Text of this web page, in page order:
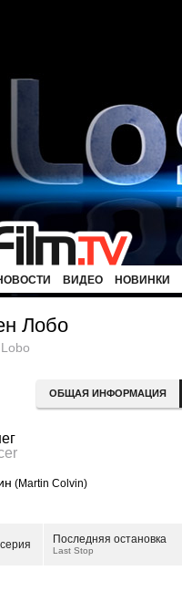
ВИДЕО НОВИНКИ
Лобо
ОБЩАЯ ИНФОРМАЦИЯ
(Martin Colvin)
Последняя остановка
Last Stop